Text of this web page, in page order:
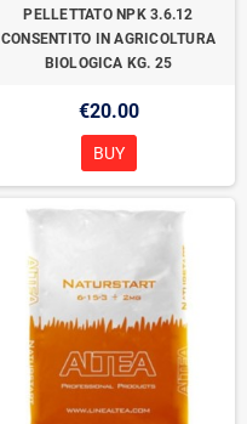
PELLETTATO NPK 3.6.12
CONSENTITO IN AGRICOLTURA
BIOLOGICA KG. 25
€20.00
BUY